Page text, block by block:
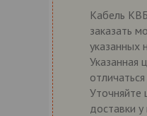
Кабель
заказать
указанных
Указанная
Уточняйте
доставки